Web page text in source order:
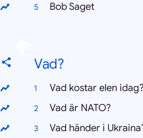
Bob Saget
Vad?
Vad kostar elen
Vad är NATO?
Vad händer i